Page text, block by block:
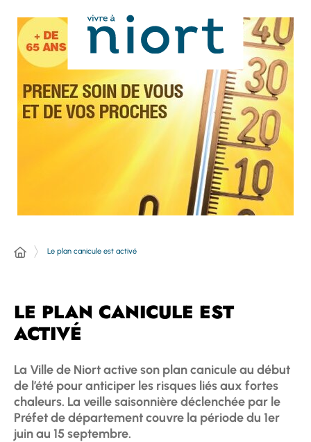
Le plan canicule est activé
LE PLAN CANICULE EST
ACTIVÉ
La Ville de Niort active son plan canicule au début
de l’été pour anticiper les risques liés aux fortes
chaleurs. La veille saisonnière déclenchée par le
Préfet de département couvre la période du 1er
juin au 15 septembre.